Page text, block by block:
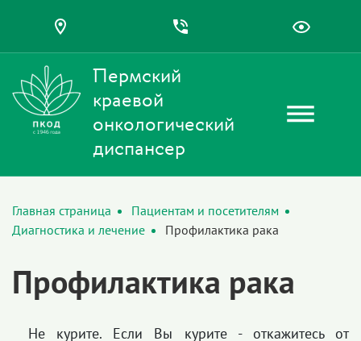
Пермский
краевой
онкологический
диспансер
Главная страница
Пациентам и посетителям
Диагностика и лечение
Профилактика рака
Профилактика рака
Не курите. Если Вы курите - откажитесь от